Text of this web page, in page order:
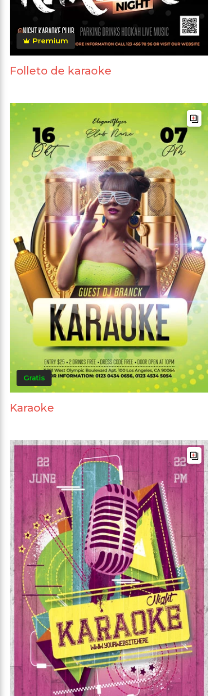
Premium
Folleto de karaoke
Gratis
Karaoke